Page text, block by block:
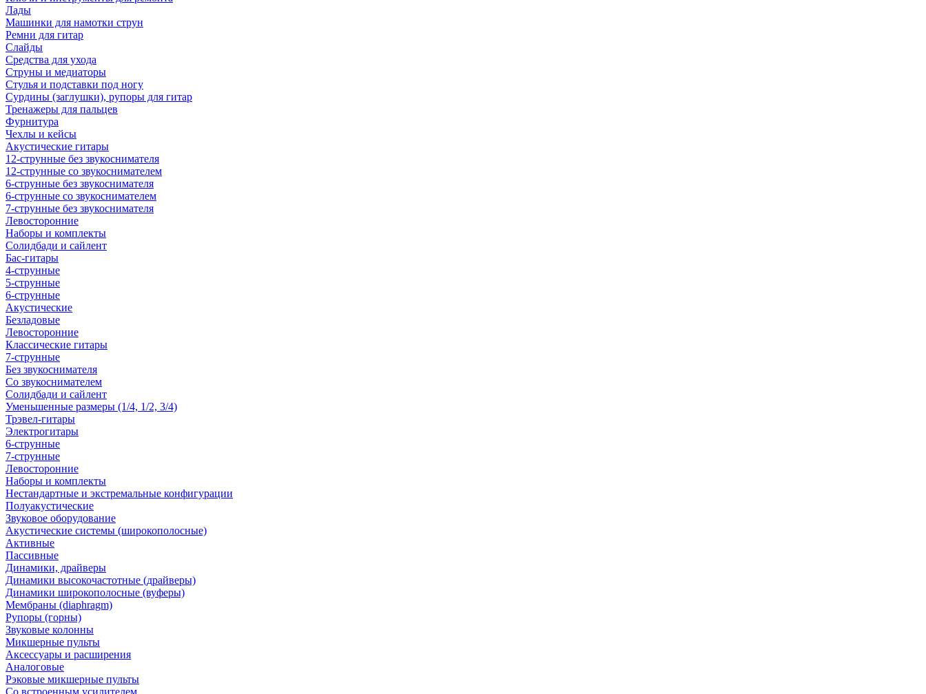
Лады
Машинки для намотки струн
Ремни для гитар
Слайды
Средства для ухода
Струны и медиаторы
Стулья и подставки под ногу
Сурдины (заглушки), рупоры для гитар
Тренажеры для пальцев
Фурнитура
Чехлы и кейсы
Акустические гитары
12-струнные без звукоснимателя
12-струнные со звукоснимателем
6-струнные без звукоснимателя
6-струнные со звукоснимателем
7-струнные без звукоснимателя
Левосторонние
Наборы и комплекты
Солидбади и сайлент
Бас-гитары
4-струнные
5-струнные
6-струнные
Акустические
Безладовые
Левосторонние
Классические гитары
7-струнные
Без звукоснимателя
Со звукоснимателем
Солидбади и сайлент
Уменьшенные размеры (1/4, 1/2, 3/4)
Трэвел-гитары
Электрогитары
6-струнные
7-струнные
Левосторонние
Наборы и комплекты
Нестандартные и экстремальные конфигурации
Полуакустические
Звуковое оборудование
Акустические системы (широкополосные)
Активные
Пассивные
Динамики, драйверы
Динамики высокочастотные (драйверы)
Динамики широкополосные (вуферы)
Мембраны (diaphragm)
Рупоры (горны)
Звуковые колонны
Микшерные пульты
Аксессуары и расширения
Аналоговые
Рэковые микшерные пульты
Со встроенным усилителем